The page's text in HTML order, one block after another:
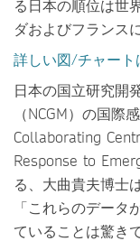
る日本の順位は世
ダおよびフランス
詳しい図/チャート
日本の国立研究開
（NCGM）の国際
Collaborating
Response to
る、 大曲貴夫博士
「これらのデータ
ていることは驚き